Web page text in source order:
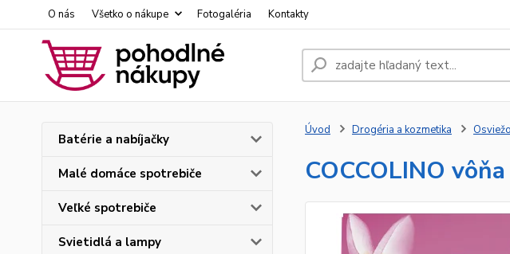
O nás Všetko o nákupe Fotogaléria Kontakty
Batérie a nabíjačky
Malé domáce spotrebiče
Veľké spotrebiče
Svietidlá a lampy
Úvod Drogéria a kozmetika
COCCOLINO